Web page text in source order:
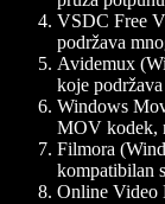
VSDC Free
podržava
Avidemux
koje
Windows
MOV kodek,
Filmora
kompatibilan
Online Video